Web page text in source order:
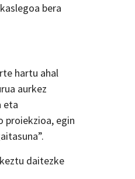
bera
hartu ahal
aurkez
eta
proiekzioa, egin
daitezke